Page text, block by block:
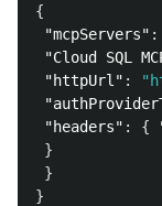
{
"mcpServers" :
"Cloud SQL
"httpUrl" :
"headers" : {
}
}
}